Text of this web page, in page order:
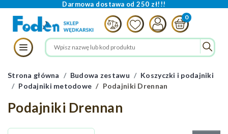
Darmowa dostawa od 250 zł!!!
Strona główna Budowa zestawu
Koszyczki i podajniki
Podajniki metodowe
Podajniki Drennan
Podajniki Drennan